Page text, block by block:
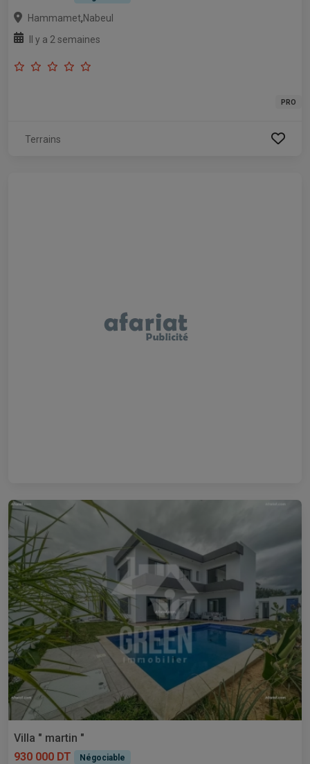
Hammamet,Nabeul
Il y a 2 semaines
PRO
Terrains
Villa " martin "
930 000 DT
Négociable